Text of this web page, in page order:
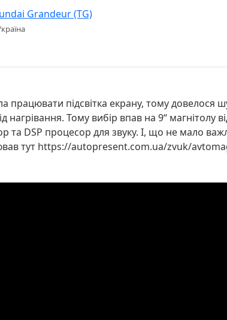
Grandeur (TG)
працювати підсвітка екрану, тому довелося
нагрівання. Тому вибір впав на 9“ магнітолу
та DSP процесор для звуку. І, що не мало
тут https://autopresent.com.ua/zvuk/